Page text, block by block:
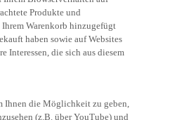
Produkte und
Warenkorb hinzugefügt
haben sowie auf Websites
Interessen, die sich aus diesem
Ihnen die Möglichkeit zu geben,
(z.B. über YouTube) und